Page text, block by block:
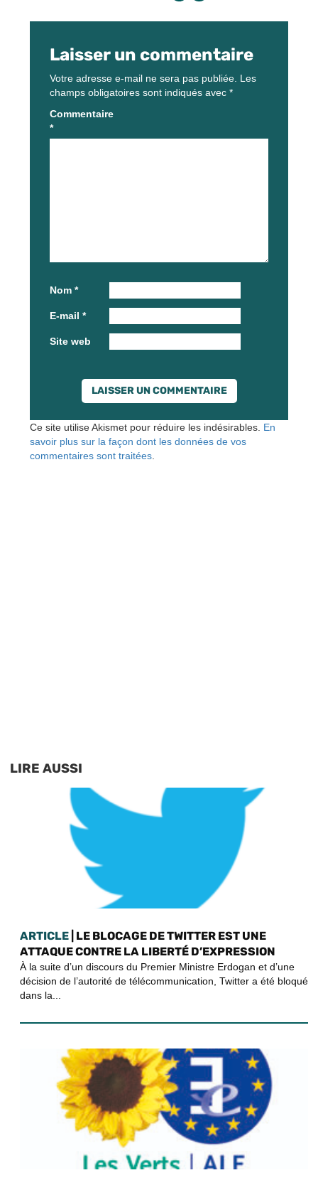
Laisser un commentaire
Votre adresse e-mail ne sera pas publiée. Les
champs obligatoires sont indiqués avec *
Commentaire
*
Nom *
E-mail *
Site web
Ce site utilise Akismet pour réduire les indésirables. En
savoir plus sur la façon dont les données de vos
commentaires sont traitées.
LIRE AUSSI
ARTICLE | LE BLOCAGE DE TWITTER EST UNE
ATTAQUE CONTRE LA LIBERTÉ D’EXPRESSION
À la suite d’un discours du Premier Ministre Erdogan et d’une
décision de l’autorité de télécommunication, Twitter a été bloqué
dans la...